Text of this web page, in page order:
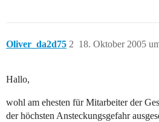
Oliver_da2d75 18. Oktober 2005
2
Hallo,
wohl am ehesten für Mitarbeiter der
der höchsten Ansteckungsgefahr